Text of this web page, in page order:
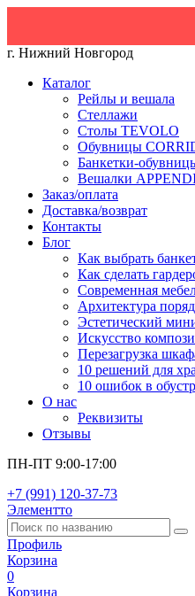
г. Нижний Новгород
Каталог
Рейлы и вешала
Стеллажи
Столы TEVOLO
Обувницы
Банкетки-
Вешалки
Заказ/оплата
Доставка/возврат
Контакты
Блог
Как выбрать
Как сделать
Современная
Архитектура
Эстетический
Искусство
Перезагрузка
10 решений для
10 ошибок в
О нас
Реквизиты
Отзывы
ПН-ПТ 9:00-17:00
+7 (991) 120-37-73
Элементто
Профиль
Корзина
0
Корзина